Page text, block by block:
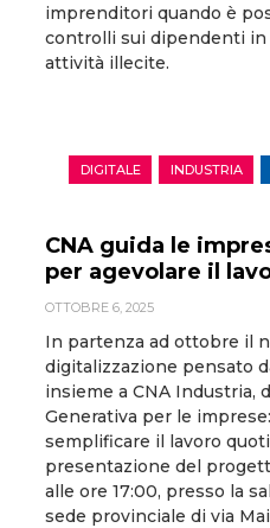
imprenditori quando è
controlli sui dipendenti in
attività illecite.
DIGITALE INDUSTRIA
CNA guida le
per agevolare il
OTTOBRE 6, 2025
In partenza ad ottobre il
digitalizzazione pensato
insieme a CNA Industria,
Generativa per le
semplificare il lavoro
presentazione del
alle ore 17:00, presso la
sede provinciale di via